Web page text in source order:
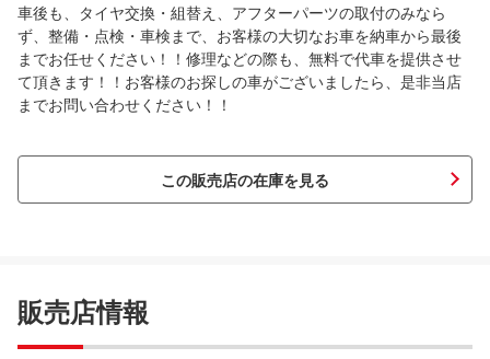
車後も、タイヤ交換・組替え、アフターパーツの取付のみなら
ず、整備・点検・車検まで、お客様の大切なお車を納車から最後
までお任せください！！修理などの際も、無料で代車を提供させ
て頂きます！！お客様のお探しの車がございましたら、是非当店
までお問い合わせください！！
この販売店の在庫を見る
販売店情報